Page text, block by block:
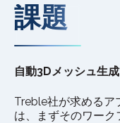
課題
自動3Dメッシュ生
Treble社が求めるア
は、まずそのワーク